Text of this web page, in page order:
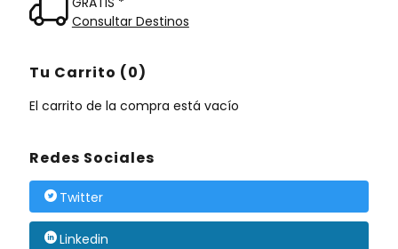
Consultar Destinos
Tu Carrito (0)
El carrito de la compra está vacío
Redes Sociales
Twitter
Linkedin